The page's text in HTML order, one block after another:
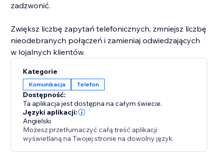
zadzwonić.
Zwiększ liczbę zapytań telefonicznych, zmniejsz liczbę
nieodebranych połączeń i zamieniaj odwiedzających
w lojalnych klientów.
Kategorie
Komunikacja Telefon
Dostępność:
Ta aplikacja jest dostępna na całym świecie.
Języki aplikacji:
Angielski
Możesz przetłumaczyć całą treść aplikacji
wyświetlaną na Twojej stronie na dowolny język.